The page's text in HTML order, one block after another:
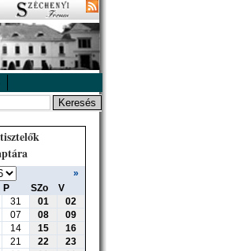
»
P SZo
V
31 01
02
07 08
09
14 15
16
21 22
23